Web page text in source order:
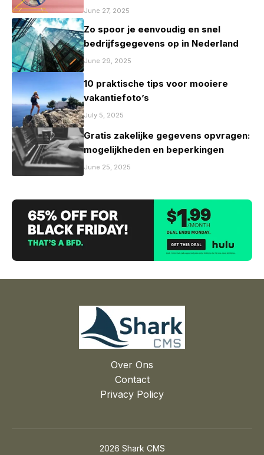
mag zijn
June 27, 2025
Zo spoor je eenvoudig en snel
bedrijfsgegevens op in Nederland
June 29, 2025
10 praktische tips voor mooiere
vakantiefoto’s
July 5, 2025
Gratis zakelijke gegevens opvragen:
mogelijkheden en beperkingen
June 25, 2025
Over Ons
Contact
Privacy Policy
2026 Shark CMS